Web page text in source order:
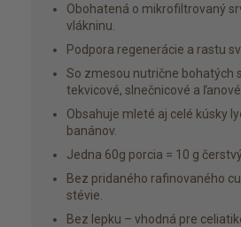
Obohatená o mikrofiltrovaný
vlákninu.
Podpora regenerácie a rastu
So zmesou nutrične bohatých
tekvicové, slnečnicové a
Obsahuje mleté aj celé kúsky
banánov.
Jedna 60g porcia = 10 g
Bez pridaného rafinovaného
stévie.
Bez lepku – vhodná pre